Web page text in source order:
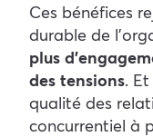
Ces bénéfices
durable de
plus
des tensions.
qualité des
concurrentiel à